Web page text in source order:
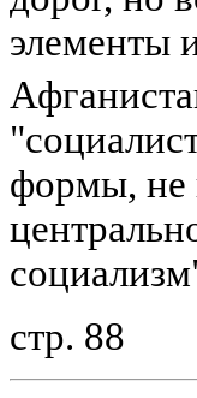
элементы
формы, не
стр. 88